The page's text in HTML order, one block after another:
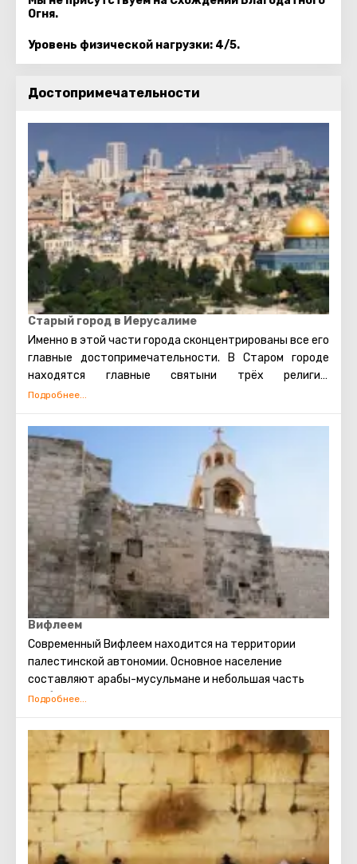
Огня.
Уровень физической нагрузки: 4/5.
Достопримечательности
Старый город в Иерусалиме
Именно в этой части города сконцентрированы все его
главные достопримечательности. В Старом городе
находятся главные святыни трёх религий:
мусульманской, иудейской и христианской. Также есть
арабы, христиане и армяне. Несмотря на то, что армяне
также исповедуют христианство, для них проводятся
отдельные службы в храмах, и живут они обособленно.
В армянском квартале практически не бывает
туристических экскурсий. Каждый может увидеть
потрясающие памятники старинной архитектуры,
просто прогулявшись по Старому городу. Башня
Давида, Храм Гроба Господня, сохранившаяся римская
торговая улица, Стена Плача и многие другие
достопримечательности Иерусалима открыты для
посещения туристами.
Вифлеем
Современный Вифлеем находится на территории
палестинской автономии. Основное население
составляют арабы-мусульмане и небольшая часть
арабов-христиан. Основной доход Вифлеему приносит
христианские паломники со всего света. Именно здесь
родился Иисус Христос. Каждое Рождество в
Вифлееме проводятся рождественские мессы,
которые транслируют по всему миру. Главная святыня
города – серебряная звезда в пещере храма
Рождества Христова, которой отмечено место, где
появился на свет Иисус. В этом храме есть
чудотворная икона улыбающейся Божьей Матери,